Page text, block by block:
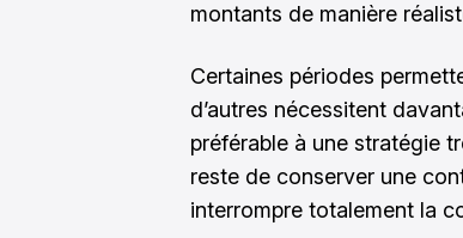
montants de manière
Certaines périodes
d’autres nécessitent
préférable à une stratégie
reste de conserver une
interrompre totalement la